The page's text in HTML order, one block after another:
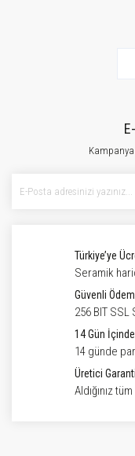
Türkiye’ye
Seramik
Güvenli
256 BIT
14 Gün
14 günde
Üretici
Aldığınız